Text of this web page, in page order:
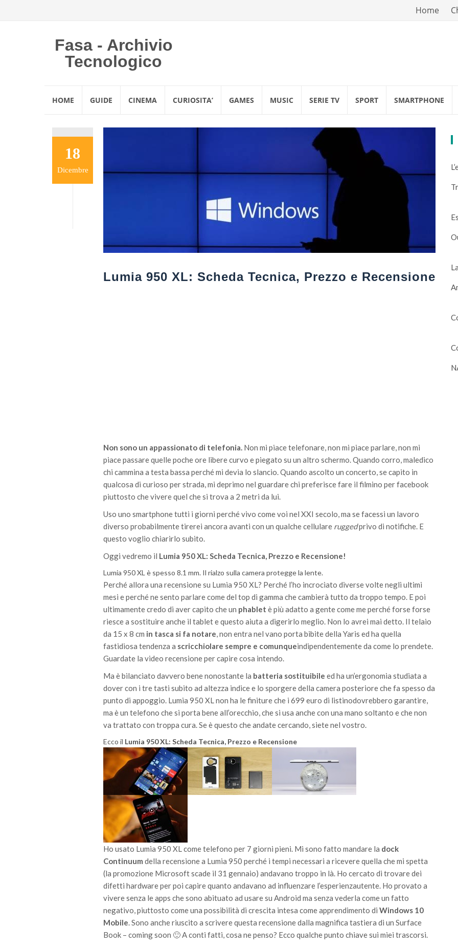
Vai
Home
Fasa - Archivio
Tecnologico
HOME GUIDE CINEMA CURIOSITA’ GAMES MUSIC SERIE TV SPORT SMARTPHONE
18
Dicembre
Lumia 950 XL: Scheda Tecnica, Prezzo e Recensione
Non sono un appassionato di telefonia. Non mi piace telefonare, non mi piace parlare, non mi
piace passare quelle poche ore libere curvo e piegato su un altro schermo. Quando corro, maledico
chi cammina a testa bassa perché mi devia lo slancio. Quando ascolto un concerto, se capito in
qualcosa di curioso per strada, mi deprimo nel guardare chi preferisce fare il filmino per facebook
piuttosto che vivere quel che si trova a 2 metri da lui.
Uso uno smartphone tutti i giorni perché vivo come voi nel XXI secolo, ma se facessi un lavoro
diverso probabilmente tirerei ancora avanti con un qualche cellulare ruggedprivo di notifiche. E
questo voglio chiarirlo subito.
Oggi vedremo il Lumia 950 XL: Scheda Tecnica, Prezzo e Recensione!
Lumia 950 XL è spesso 8.1 mm. Il rialzo sulla camera protegge la lente.
Perché allora una recensione su Lumia 950 XL? Perché l’ho incrociato diverse volte negli ultimi
mesi e perché ne sento parlare come del top di gamma che cambierà tutto da troppo tempo. E poi
ultimamente credo di aver capito che un phablet è più adatto a gente come me perché forse forse
riesce a sostituire anche il tablet e questo aiuta a digerirlo meglio. Non lo avrei mai detto. Il telaio
da 15 x 8 cm in tasca si fa notare, non entra nel vano porta bibite della Yaris ed ha quella
fastidiosa tendenza a scricchiolare sempre e comunqueindipendentemente da come lo prendete.
Guardate la video recensione per capire cosa intendo.
Ma è bilanciato davvero bene nonostante la batteria sostituibile ed ha un’ergonomia studiata a
dover con i tre tasti subito ad altezza indice e lo sporgere della camera posteriore che fa spesso da
punto di appoggio. Lumia 950 XL non ha le finiture che i 699 euro di listinodovrebbero garantire,
ma è un telefono che si porta bene all’orecchio, che si usa anche con una mano soltanto e che non
va trattato con troppa cura. Se è questo che andate cercando, siete nel vostro.
Ecco il Lumia 950 XL: Scheda Tecnica, Prezzo e Recensione
Ho usato Lumia 950 XL come telefono per 7 giorni pieni. Mi sono fatto mandare la dock
Continuum della recensione a Lumia 950 perché i tempi necessari a ricevere quella che mi spetta
(la promozione Microsoft scade il 31 gennaio) andavano troppo in là. Ho cercato di trovare dei
difetti hardware per poi capire quanto andavano ad influenzare l’esperienzautente. Ho provato a
vivere senza le apps che sono abituato ad usare su Android ma senza vederla come un fatto
negativo, piuttosto come una possibilità di crescita intesa come apprendimento di Windows 10
Mobile. Sono anche riuscito a scrivere questa recensione dalla magnifica tastiera di un Surface
Book – coming soon 🙂 A conti fatti, cosa ne penso? Ecco qualche punto chiave sui miei trascorsi.